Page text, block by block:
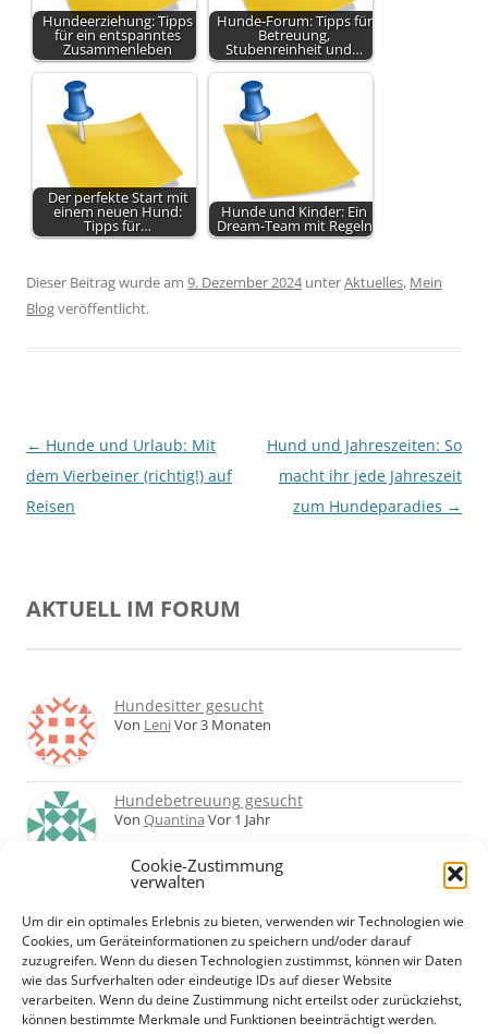
Cookie-Zustimmung
verwalten
Um dir ein optimales Erlebnis zu bieten, verwenden wir Technologien wie
Cookies, um Geräteinformationen zu speichern und/oder darauf
zuzugreifen. Wenn du diesen Technologien zustimmst, können wir Daten
wie das Surfverhalten oder eindeutige IDs auf dieser Website
verarbeiten. Wenn du deine Zustimmung nicht erteilst oder zurückziehst,
können bestimmte Merkmale und Funktionen beeinträchtigt werden.
Hundeerziehung: Tipps
für ein entspanntes
Zusammenleben
Hunde-Forum: Tipps für
Betreuung,
Stubenreinheit und…
Der perfekte Start mit
einem neuen Hund:
Tipps für…
Hunde und Kinder: Ein
Dream-Team mit Regeln
Dieser Beitrag wurde am 9. Dezember 2024unterAktuelles, Mein
Blogveröffentlicht.
Beitragsnavigation
← Hunde und Urlaub: Mit
dem Vierbeiner (richtig!) auf
Reisen
Hund und Jahreszeiten: So
macht ihr jede Jahreszeit
zum Hundeparadies →
AKTUELL IM FORUM
Hundesitter gesucht
Von LeniVor 3 Monaten
Hundebetreuung gesucht
Von Quantina Vor 1 Jahr
Was haltet ihr von Hundetagesstätten?
Erfahrungen?
VonMartin Vor 2 Jahren
Urlaub mit Hund... Tipps für hundefreundliche
Unterkünfte?
VonBeateVor 2 Jahren